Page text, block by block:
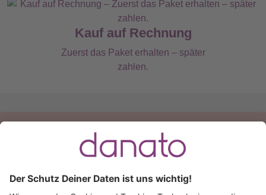
Kauf auf Rechnung
Zuerst das Paket erhalten – später
zahlen.
Du hast eine Frage?
+49 (0) 511 51 56 0300
schreib uns eineE-Mail